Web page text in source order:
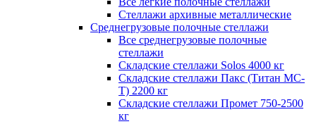
Стеллажи архивные металлические
Среднегрузовые полочные стеллажи
Все среднегрузовые полочные
стеллажи
Складские стеллажи Solos 4000 кг
Складские стеллажи Пакс (Титан МС-
Т) 2200 кг
Складские стеллажи Промет 750-2500
кг